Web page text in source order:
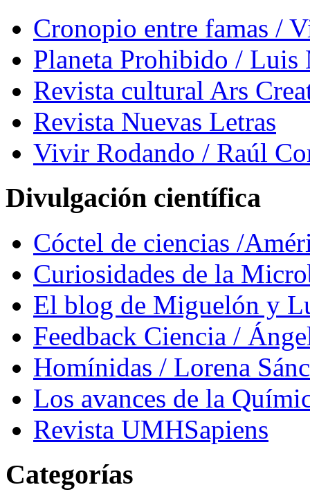
Cronopio entre famas /
Planeta Prohibido /
Revista cultural Ars
Revista Nuevas Letras
Vivir Rodando / Raúl
Divulgación científica
Cóctel de ciencias /
Curiosidades de la
El blog de Miguelón y
Feedback Ciencia /
Homínidas / Lorena
Los avances de la
Revista UMHSapiens
Categorías